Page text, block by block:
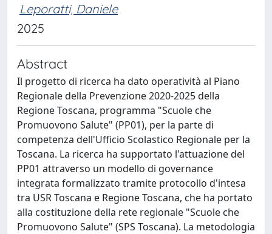
Leporatti, Daniele
2025
Abstract
Il progetto di ricerca ha dato operatività al Piano
Regionale della Prevenzione 2020-2025 della
Regione Toscana, programma "Scuole che
Promuovono Salute" (PP01), per la parte di
competenza dell'Ufficio Scolastico Regionale per la
Toscana. La ricerca ha supportato l'attuazione del
PP01 attraverso un modello di governance
integrata formalizzato tramite protocollo d'intesa
tra USR Toscana e Regione Toscana, che ha portato
alla costituzione della rete regionale "Scuole che
Promuovono Salute" (SPS Toscana). La metodologia